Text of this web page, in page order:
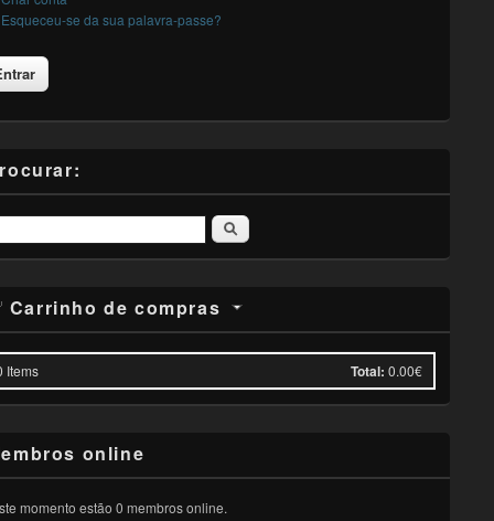
Esqueceu-se da sua palavra-passe?
Pesquisar
Carrinho de compras
Items Total: 0.00€
online
momento estão 0 membros online.